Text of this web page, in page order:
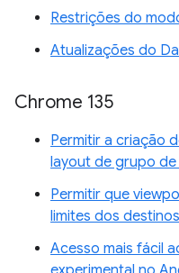
Restrições do
Atualizações do
Chrome 135
Permitir a criação
layout de grupo
Permitir que
limites dos
Acesso mais fácil